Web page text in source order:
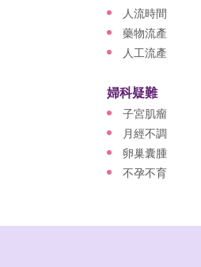
人流時間
藥物流產
人工流產
婦科疑難
子宮肌瘤
月經不調
卵巢囊腫
不孕不育